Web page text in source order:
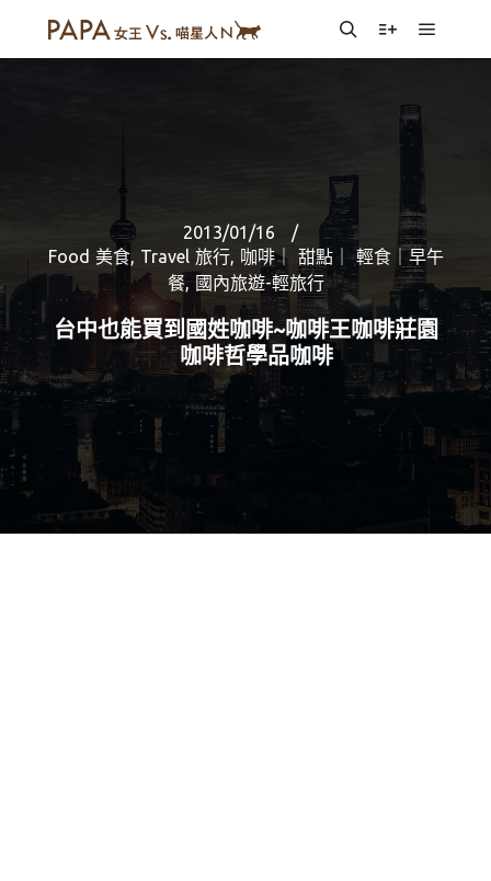
SearchMore info
Main
2013/01/16
Food 美食, Travel 旅行, 咖啡｜ 甜點｜ 輕食｜早午
餐, 國內旅遊-輕旅行
台中也能買到國姓咖啡~咖啡王咖啡莊園
咖啡哲學品咖啡